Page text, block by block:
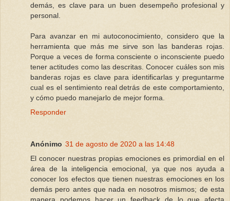
demás, es clave para un buen desempeño profesional y
personal.
Para avanzar en mi autoconocimiento, considero que la
herramienta que más me sirve son las banderas rojas.
Porque a veces de forma consciente o inconsciente puedo
tener actitudes como las descritas. Conocer cuáles son mis
banderas rojas es clave para identificarlas y preguntarme
cual es el sentimiento real detrás de este comportamiento,
y cómo puedo manejarlo de mejor forma.
Responder
Anónimo 31 de agosto de 2020 a las 14:48
El conocer nuestras propias emociones es primordial en el
área de la inteligencia emocional, ya que nos ayuda a
conocer los efectos que tienen nuestras emociones en los
demás pero antes que nada en nosotros mismos; de esta